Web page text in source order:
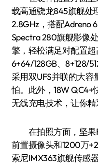
载高通骁龙845旗舰处
2.8GHz，搭配Adreno
Spectra 280旗舰影像
擎，轻松满足对配置
6+64/128GB、8+128/
采用双UFS并联的大
怕。此外，18W QC4+
无线充电技术，让你精
在拍照方面，坚果
前置摄像头和1200万
索尼IMX363旗舰传感